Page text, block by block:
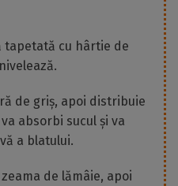
tapetată cu hârtie de
de griș, apoi distribuie
absorbi sucul și va
a blatului.
de lămâie, apoi